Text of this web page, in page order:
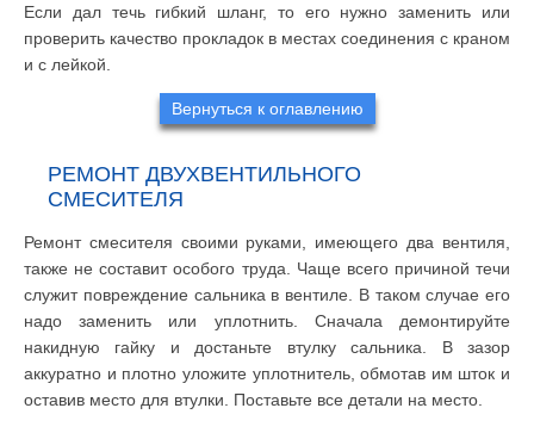
Если дал течь гибкий шланг, то его нужно заменить или
проверить качество прокладок в местах соединения с краном
и с лейкой.
Вернуться к оглавлению
РЕМОНТ ДВУХВЕНТИЛЬНОГО
СМЕСИТЕЛЯ
Ремонт смесителя своими руками, имеющего два вентиля,
также не составит особого труда. Чаще всего причиной течи
служит повреждение сальника в вентиле. В таком случае его
надо заменить или уплотнить. Сначала демонтируйте
накидную гайку и достаньте втулку сальника. В зазор
аккуратно и плотно уложите уплотнитель, обмотав им шток и
оставив место для втулки. Поставьте все детали на место.